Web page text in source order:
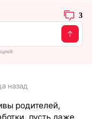
3
назад
родителей,
пусть даже